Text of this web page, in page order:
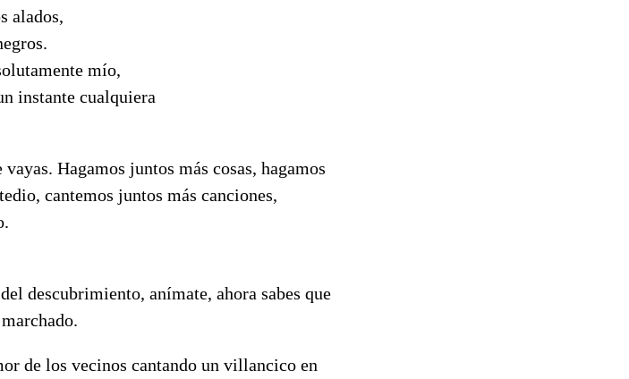
alados,
mío,
instante cualquiera
Hagamos juntos más cosas, hagamos
cantemos juntos más canciones,
descubrimiento, anímate, ahora sabes que
de los vecinos cantando un villancico en